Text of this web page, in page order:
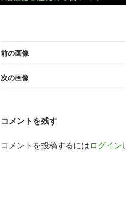
前の画像
次の画像
コメントを残す
コメントを投稿するには ログイン